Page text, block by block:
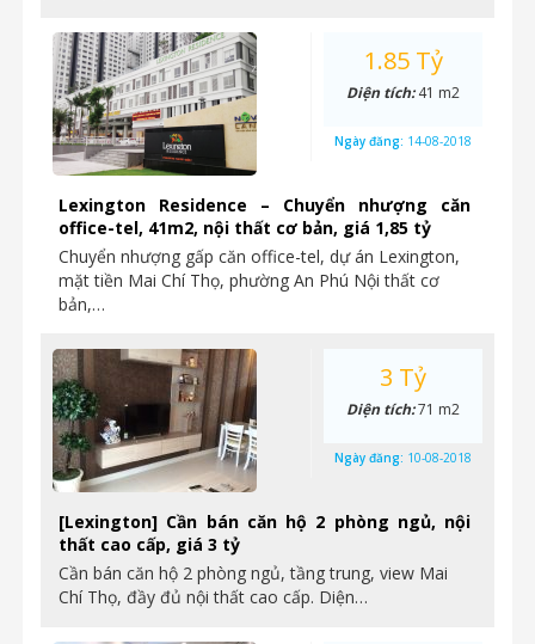
Lexington Residence – Chuyển nhượng căn
office-tel, 41m2, nội thất cơ bản, giá 1,85 tỷ
Chuyển nhượng gấp căn office-tel, dự án Lexington,
mặt tiền Mai Chí Thọ, phường An Phú Nội thất cơ
bản,…
1.85 Tỷ
Diện tích:41 m2
Ngày đăng: 14-08-2018
[Lexington] Cần bán căn hộ 2 phòng ngủ, nội
thất cao cấp, giá 3 tỷ
Cần bán căn hộ 2 phòng ngủ, tầng trung, view Mai
Chí Thọ, đầy đủ nội thất cao cấp. Diện…
3 Tỷ
Diện tích:71 m2
Ngày đăng: 10-08-2018